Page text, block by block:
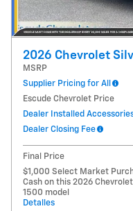
2026 Chevrolet
MSRP
Supplier Pricing for All
Escude Chevrolet Price
Dealer Installed
Dealer Closing Fee
Final Price
$1,000 Select Market
Cash on this 2026
1500 model
Detalles